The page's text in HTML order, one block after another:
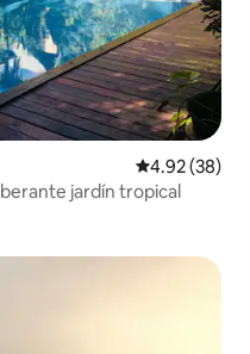
Calificación
4.92 (38)
jardín tropical